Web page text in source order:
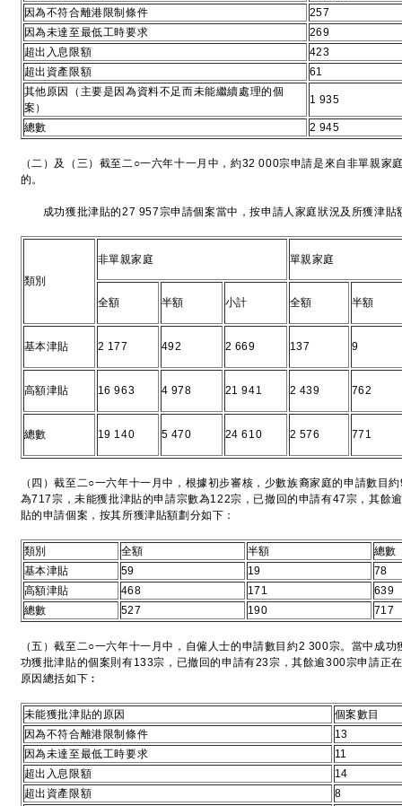
因為不符合離港限制條件
257
因為未達至最低工時要求
269
超出入息限額
423
超出資產限額
61
其他原因（主要是因為資料不足而未能繼續處理的個
案）
1 935
總數 2 945
（二）及（三）截至二○一六年十一月中，約32 000宗申請是來自非單親家
的。
成功獲批津貼的27 957宗申請個案當中，按申請人家庭狀況及所獲津貼
類別
非單親家庭 單親家庭
全額 半額 小計 全額 半額
基本津貼 2 177 492 2 669 137 9
高額津貼 16 963 4 978 21 941 2 439 762
總數 19 140 5 470 24 610 2 576 771
（四）截至二○一六年十一月中，根據初步審核，少數族裔家庭的申請數目
為717宗，未能獲批津貼的申請宗數為122宗，已撤回的申請有47宗，其餘
貼的申請個案，按其所獲津貼額劃分如下：
類別 全額 半額
總數
基本津貼
59 19
78
高額津貼
468 171
639
總數
527 190 717
（五）截至二○一六年十一月中，自僱人士的申請數目約2 300宗。當中成
功獲批津貼的個案則有133宗，已撤回的申請有23宗，其餘逾300宗申請正
原因總括如下︰
未能獲批津貼的原因
個案數目
因為不符合離港限制條件
13
因為未達至最低工時要求
11
超出入息限額
14
超出資產限額
8